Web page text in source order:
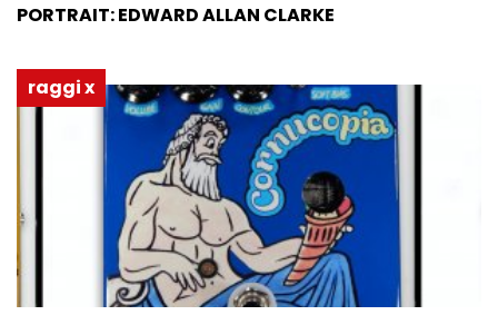
PORTRAIT: EDWARD ALLAN CLARKE
raggi x